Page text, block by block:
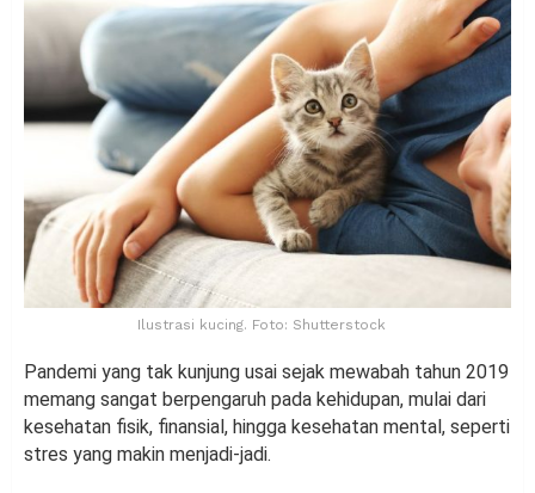
Ilustrasi kucing. Foto: Shutterstock
Pandemi yang tak kunjung usai sejak mewabah tahun 2019
memang sangat berpengaruh pada kehidupan, mulai dari
kesehatan fisik, finansial, hingga kesehatan mental, seperti
stres yang makin menjadi-jadi.